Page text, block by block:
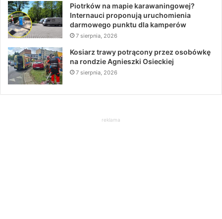
Piotrków na mapie karawaningowej?
Internauci proponują uruchomienia
darmowego punktu dla kamperów
7 sierpnia, 2026
Kosiarz trawy potrącony przez osobówkę
na rondzie Agnieszki Osieckiej
7 sierpnia, 2026
reklama